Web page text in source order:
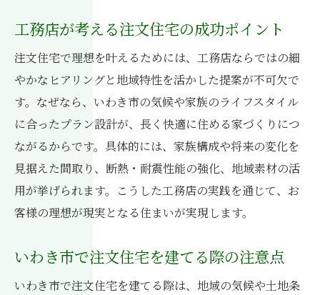
工務店が考える注文住宅の成功ポイント
注文住宅で理想を叶えるためには、工務店ならではの細
やかなヒアリングと地域特性を活かした提案が不可欠で
す。なぜなら、いわき市の気候や家族のライフスタイル
に合ったプラン設計が、長く快適に住める家づくりにつ
ながるからです。具体的には、家族構成や将来の変化を
見据えた間取り、断熱・耐震性能の強化、地域素材の活
用が挙げられます。こうした工務店の実践を通じて、お
客様の理想が現実となる住まいが実現します。
いわき市で注文住宅を建てる際の注意点
いわき市で注文住宅を建てる際は、地域の気候や土地条